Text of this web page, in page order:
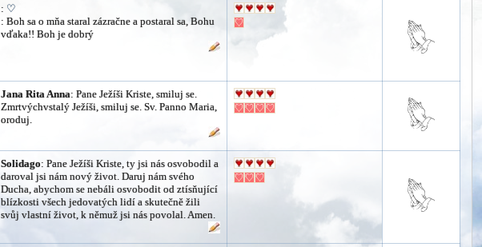
: ♡
: Boh sa o mňa staral zázračne a postaral sa, Bohu
vďaka!! Boh je dobrý
Jana Rita Anna: Pane Ježíši Kriste, smiluj se.
Zmrtvýchvstalý Ježíši, smiluj se. Sv. Panno Maria,
oroduj.
Solidago: Pane Ježíši Kriste, ty jsi nás osvobodil a
daroval jsi nám nový život. Daruj nám svého
Ducha, abychom se nebáli osvobodit od ztísňující
blízkosti všech jedovatých lidí a skutečně žili
svůj vlastní život, k němuž jsi nás povolal. Amen.